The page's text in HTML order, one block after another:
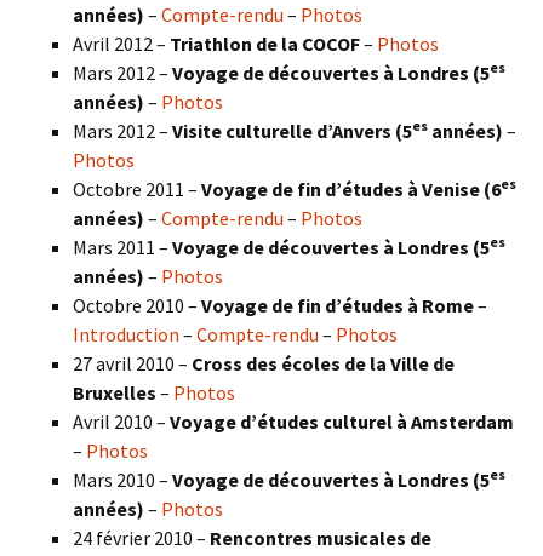
années) – Compte-rendu – Photos
Avril 2012 – Triathlon de la COCOF– Photos
Mars 2012 – Voyage de découvertes à Londres (5es
années) – Photos
Mars 2012 – Visite culturelle d’Anvers (5es années) –
Photos
Octobre 2011 – Voyage de fin d’études à Venise (6es
années) – Compte-rendu – Photos
Mars 2011 – Voyage de découvertes à Londres (5es
années) – Photos
Octobre 2010 – Voyage de fin d’études à Rome–
Introduction – Compte-rendu – Photos
27 avril 2010 – Cross des écoles de la Ville de
Bruxelles – Photos
Avril 2010 – Voyage d’études culturel à Amsterdam
– Photos
Mars 2010 – Voyage de découvertes à Londres (5es
années) – Photos
24 février 2010 – Rencontres musicales de